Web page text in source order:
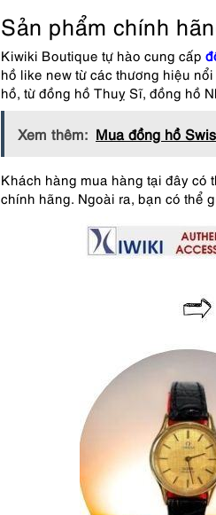
Sản phẩm chính
Kiwiki Boutique tự hào cung cấp
hồ like new từ các thương hiệu
hồ, từ đồng hồ Thuỵ Sĩ, đồng hồ
Xem thêm: Mua đồng hồ
Khách hàng mua hàng tại đây có
chính hãng. Ngoài ra, bạn có thể